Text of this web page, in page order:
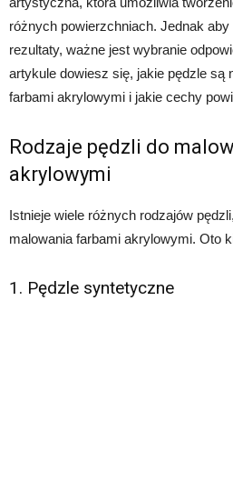
różnych powierzchniach. Jednak
rezultaty, ważne jest wybranie
artykule dowiesz się, jakie pędzle są
farbami akrylowymi i jakie cechy
Rodzaje pędzli do
akrylowymi
Istnieje wiele różnych rodzajów
malowania farbami akrylowymi. Oto
1. Pędzle syntetyczne